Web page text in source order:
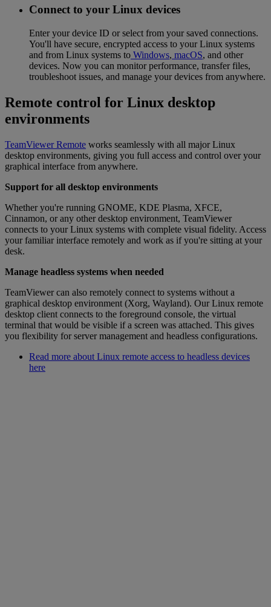
Connect to your Linux devices
Enter your device ID or select from your saved connections.
You'll have secure, encrypted access to your Linux systems
and from Linux systems to Windows, macOS, and other
devices. Now you can monitor performance, transfer files,
troubleshoot issues, and manage your devices from anywhere.
Remote control for Linux desktop
environments
TeamViewer Remote works seamlessly with all major Linux
desktop environments, giving you full access and control over your
graphical interface from anywhere.
Support for all desktop environments
Whether you're running GNOME, KDE Plasma, XFCE,
Cinnamon, or any other desktop environment, TeamViewer
connects to your Linux systems with complete visual fidelity. Access
your familiar interface remotely and work as if you're sitting at your
desk.
Manage headless systems when needed
TeamViewer can also remotely connect to systems without a
graphical desktop environment (Xorg, Wayland). Our Linux remote
desktop client connects to the foreground console, the virtual
terminal that would be visible if a screen was attached. This gives
you flexibility for server management and headless configurations.
Read more about Linux remote access to headless devices
here